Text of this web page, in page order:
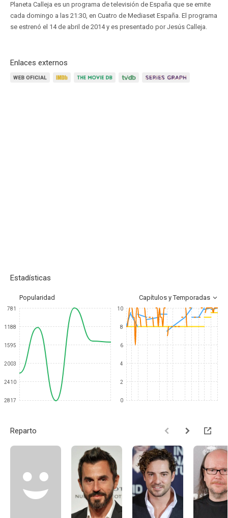
Planeta Calleja es un programa de televisión de España que se emite
cada domingo a las 21:30, en Cuatro de Mediaset España. El programa
se estrenó el 14 de abril de 2014 y es presentado por Jesús Calleja.​
Enlaces externos
Estadísticas
Popularidad Capítulos y Temporadas
781
1188
1595
2003
2410
2817
10
8
6
4
2
0
Reparto